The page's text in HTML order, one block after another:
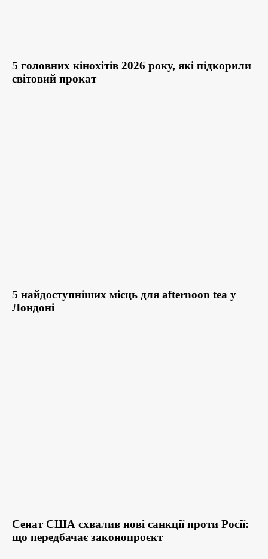
5 головних кінохітів 2026 року, які підкорили
світовий прокат
5 найдоступніших місць для afternoon tea у
Лондоні
Сенат США схвалив нові санкції проти Росії:
що передбачає законопроєкт